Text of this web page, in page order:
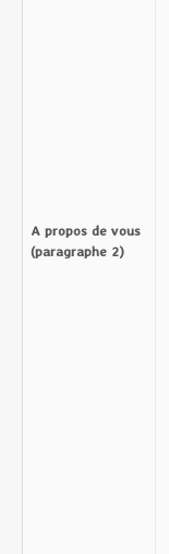
A propos de vous
(paragraphe 2)